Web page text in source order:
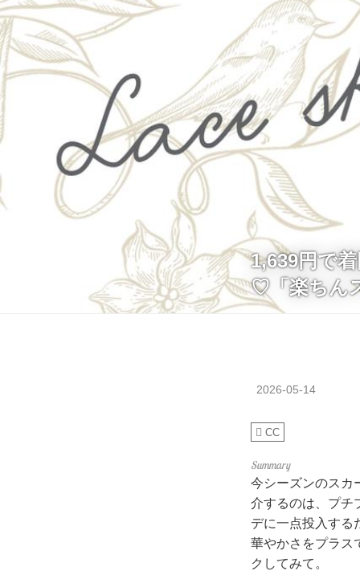
1,639円で
♡「楽ちん
2026-05-14
CC
今シーズンのスカ
介するのは、プチ
デに一点投入する
華やかさをプラス
クしてみて。